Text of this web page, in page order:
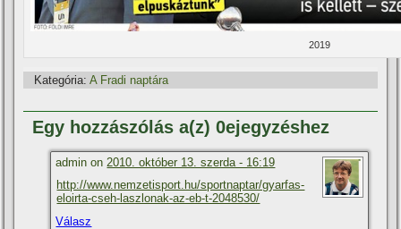
2019
Kategória: A Fradi naptára
Egy hozzászólás a(z) 0ejegyzéshez
admin on 2010. október 13. szerda - 16:19
http://www.nemzetisport.hu/sportnaptar/gyarfas-
eloirta-cseh-laszlonak-az-eb-t-2048530/
Válasz